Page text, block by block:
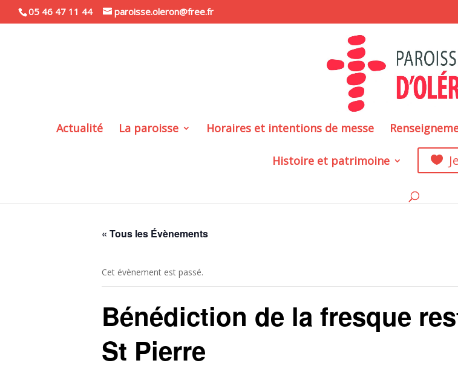
05 46 47 11 44 paroisse.oleron@free.fr
Actualité La paroisse Horaires et intentions de messe
Histoire et patrimoine 
« Tous les Évènements
Cet évènement est passé.
Bénédiction de la fresque
St Pierre